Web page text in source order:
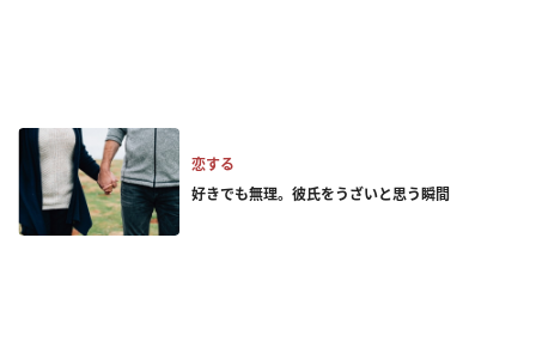
恋する
好きでも無理。彼氏をうざいと思う瞬間